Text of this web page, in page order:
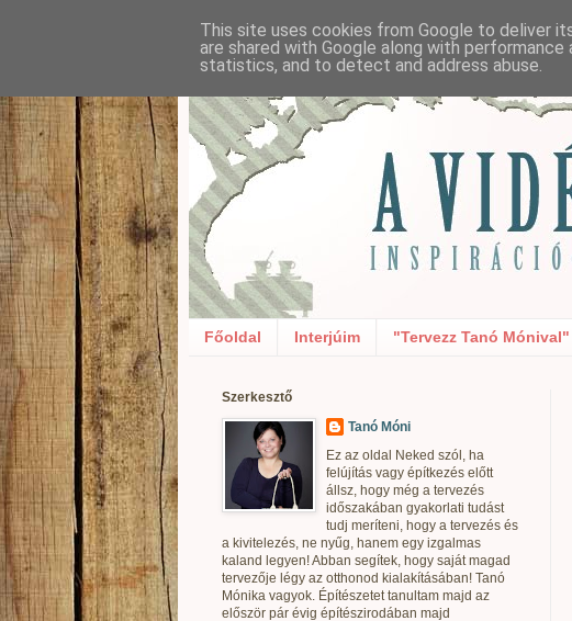
Főoldal Interjúim "Tervezz Tanó
Szerkesztő
Tanó Móni
Ez az oldal Neked szól, ha
felújítás vagy építkezés előtt
állsz, hogy még a tervezés
időszakában gyakorlati tudást
tudj meríteni, hogy a tervezés és
a kivitelezés, ne nyűg, hanem egy izgalmas
kaland legyen! Abban segítek, hogy saját magad
tervezője légy az otthonod kialakításában! Tanó
Mónika vagyok. Építészetet tanultam majd az
először pár évig építészirodában majd
This site uses cookies from Google to deliver
are shared with Google along with
statistics, and to detect and address abuse.